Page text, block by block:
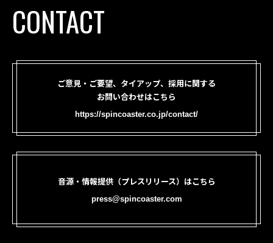
CONTACT
ご意見・ご要望、タイアップ、採用に関する
お問い合わせはこちら
https://spincoaster.co.jp/contact/
音源・情報提供（プレスリリース）はこちら
press@spincoaster.com